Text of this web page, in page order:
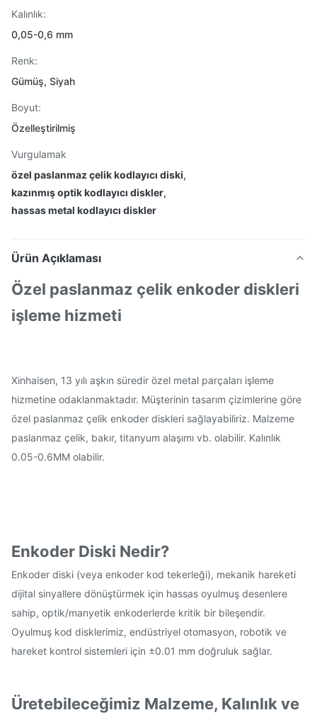
Kalınlık:
0,05-0,6 mm
Renk:
Gümüş, Siyah
Boyut:
Özelleştirilmiş
Vurgulamak
özel paslanmaz çelik kodlayıcı diski,
kazınmış optik kodlayıcı diskler,
hassas metal kodlayıcı diskler
Ürün Açıklaması
Özel paslanmaz çelik enkoder diskleri
işleme hizmeti
Xinhaisen, 13 yılı aşkın süredir özel metal parçaları işleme
hizmetine odaklanmaktadır. Müşterinin tasarım çizimlerine göre
özel paslanmaz çelik enkoder diskleri sağlayabiliriz. Malzeme
paslanmaz çelik, bakır, titanyum alaşımı vb. olabilir. Kalınlık
0.05-0.6MM olabilir.
Enkoder Diski Nedir?
Enkoder diski (veya enkoder kod tekerleği), mekanik hareketi
dijital sinyallere dönüştürmek için hassas oyulmuş desenlere
sahip, optik/manyetik enkoderlerde kritik bir bileşendir.
Oyulmuş kod disklerimiz, endüstriyel otomasyon, robotik ve
hareket kontrol sistemleri için ±0.01 mm doğruluk sağlar.
Üretebileceğimiz Malzeme, Kalınlık ve